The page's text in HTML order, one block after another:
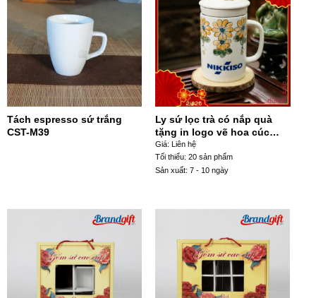
Tách espresso sứ trắng
CST-M39
Ly sứ lọc trà có nắp quà
tặng in logo vẽ hoa cúc
vàng 300ml CST-M101
Giá: Liên hệ
Tối thiểu: 20 sản phẩm
Sản xuất: 7 - 10 ngày